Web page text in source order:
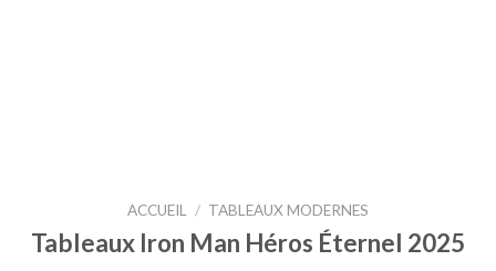
ACCUEIL / TABLEAUX MODERNES
Tableaux Iron Man Héros Éternel 2025